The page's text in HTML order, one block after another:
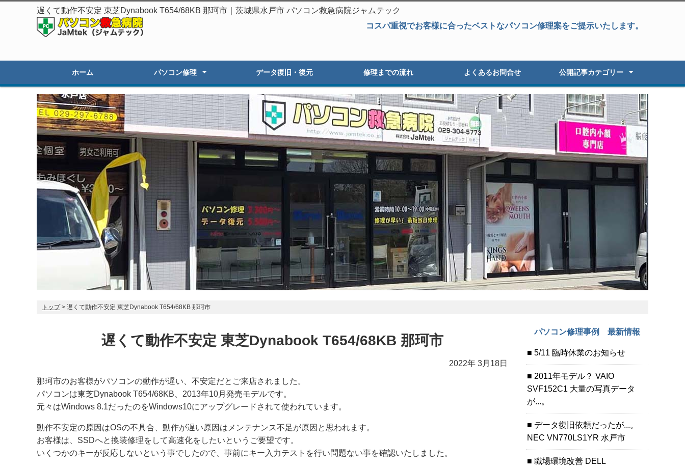
遅くて動作不安定 東芝Dynabook T654/68KB 那珂市｜茨城県水戸市 パソコン救急病院ジャムテック
コスパ重視でお客様に合ったベストなパソコン修理案をご提示いたします。
ホーム パソコン修理
起動しないPC修理
遅いPCの高速化
初期セットアップ
画面割れ・表示不良
OSアップグレード
オーダーPC製作・販売
その他のトラブル
データ復旧・復元 修理までの流れ よくあるお問合せ 公開記事カテゴリー
パソコン修理
データ復旧&パソコン修理
データ復旧・復元
液晶パネル修理
パソコン高速化
オーダーパソコン
Windowsアップグレード
パソコン初期セットアップ
パソコン販売
トップ> 遅くて動作不安定 東芝Dynabook T654/68KB 那珂市
遅くて動作不安定 東芝Dynabook T654/68KB 那珂市
2022年 3月18日
那珂市のお客様がパソコンの動作が遅い、不安定だとご来店されました。
パソコンは東芝Dynabook T654/68KB、2013年10月発売モデルです。
元々はWindows 8.1だったのをWindows10にアップグレードされて使われています。
動作不安定の原因はOSの不具合、動作が遅い原因はメンテナンス不足が原因と思われます。
お客様は、SSDへと換装修理をして高速化をしたいというご要望です。
いくつかのキーが反応しないという事でしたので、事前にキー入力テストを行い問題ない事を確認いたしました。
パソコン修理事例 最新情報
5/11 臨時休業のお知らせ
2011年モデル？ VAIO
SVF152C1 大量の写真データ
が...。
データ復旧依頼だったが...。
NEC VN770LS1YR 水戸市
職場環境改善 DELL